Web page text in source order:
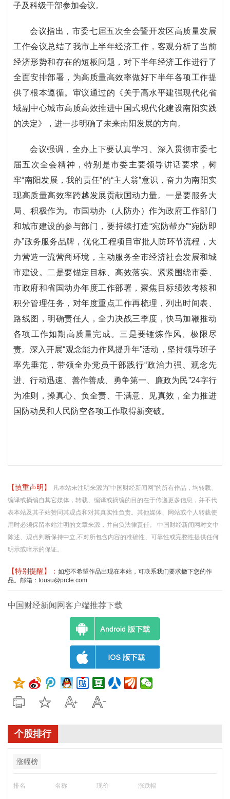
子及科级干部参加会议。
会议指出，市委七届五次全会暨开发区高质量发展
工作会议总结了我市上半年经济工作，客观分析了当前
经济形势和存在的短板问题，对下半年经济工作进行了
全面安排部署，为高质量高效率做好下半年各项工作提
供了根本遵循。审议通过的《关于高水平建强现代化省
域副中心城市高质高效推进中国式现代化建设南阳实践
的决定》，进一步明确了未来南阳发展的方向。
会议强调，全办上下要认真学习、深入贯彻市委七
届五次全会精神，特别是市委主要领导讲话要求，树
牢“南阳发展，我的责任”的“主人翁”意识，奋力为南阳实
现高质量高效率跨越发展贡献国动力量。一是要服务大
局、积极作为。市国动办（人防办）作为政府工作部门
和城市建设的参与部门，要持续打造“宛防帮办”“宛防即
办”政务服务品牌，优化工程项目审批人防环节流程，大
力营造一流营商环境，主动服务全市经济社会发展和城
市建设。二是要锚定目标、高效落实。紧紧围绕市委、
市政府和省国动办年度工作部署，聚焦目标绩效考核和
积分管理任务，对年度重点工作再梳理，列出时间表、
路线图，明确责任人，全力决战三季度，快马加鞭推动
各项工作如期高质量完成。三是要锤炼作风、极限尽
责。深入开展“观念能力作风提升年”活动，坚持领导班子
率先垂范，带领全办党员干部践行“政治力强、观念先
进、行动迅速、善作善成、勇争第一、廉政为民”24字行
为准则，操真心、负全责、干满意、见真效，全力推进
国防动员和人民防空各项工作取得新突破。
【慎重声明】
凡本站未注明来源为"中国财经新闻网"的所有作品，均转载、
编译或摘编自其它媒体，转载、编译或摘编的目的在于传递更多信息，并不代
表本站及其子站赞同其观点和对其真实性负责。其他媒体、网站或个人转载使
用时必须保留本站注明的文章来源，并自负法律责任。 中国财经新闻网对文中
陈述、观点判断保持中立,不对所包含内容的准确性、可靠性或完整性提供任何
明示或暗示的保证。
【特别提醒】： 如您不希望作品出现在本站，可联系我们要求撤下您的作
品。邮箱：tousu@prcfe.com
中国财经新闻网客户端推荐下载
个股排行
涨幅榜
排名 名称 现价 涨跌幅